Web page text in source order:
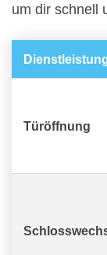
um dir schnell
Türöffnung